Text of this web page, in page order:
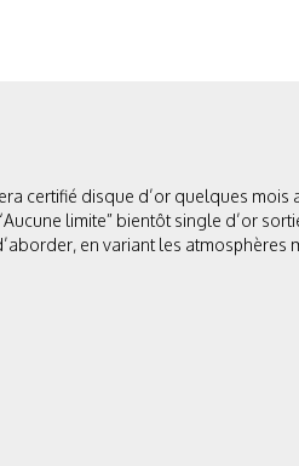
certifié disque d’or quelques
limite” bientôt single d’or
en variant les